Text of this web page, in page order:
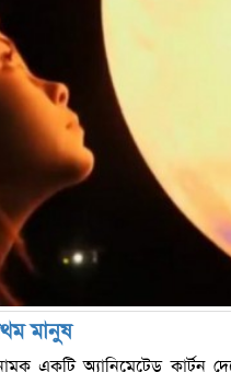
মানুষ
একটি অ্যানিমেটেড কার্টুন